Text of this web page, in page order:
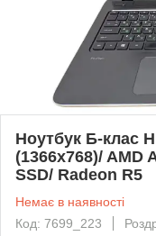
Ноутбук Б-клас
(1366x768)/ AMD
SSD/ Radeon R5
Немає в наявності
Код: 7699_223